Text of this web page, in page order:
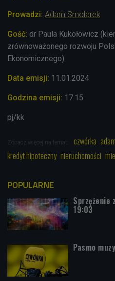
Prowadzi: Adam Smolarek
Gość: dr Paula Kukołowicz
zrównoważonego rozwoju
Ekonomicznego)
Data emisji: 11.01.2024
Godzina emisji: 17.15
pj/kk
Zobacz więcej na temat: czwórka
kredyt hipoteczny nieruchomości
POPULARNE
19:03
Pasmo